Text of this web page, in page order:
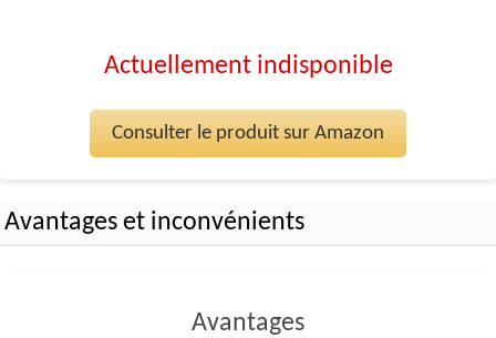
Actuellement indisponible
Consulter le produit sur Amazon
Avantages et inconvénients
Avantages